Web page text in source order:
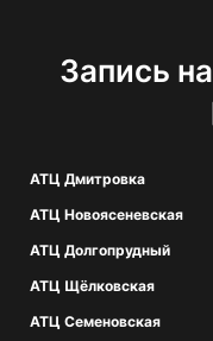
Запись
АТЦ Дмитровка
АТЦ Новоясеневская
АТЦ Долгопрудный
АТЦ Щёлковская
АТЦ Семеновская